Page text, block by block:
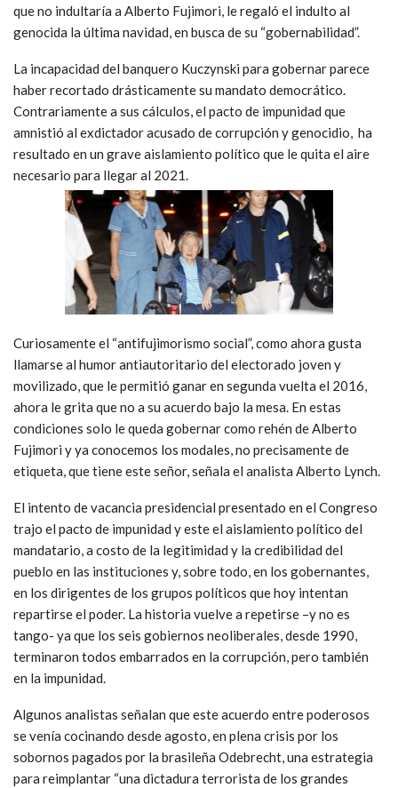
que no indultaría a Alberto Fujimori, le regaló el indulto al
genocida la última navidad, en busca de su “gobernabilidad”.
La incapacidad del banquero Kuczynski para gobernar parece
haber recortado drásticamente su mandato democrático.
Contrariamente a sus cálculos, el pacto de impunidad que
amnistió al exdictador acusado de corrupción y genocidio, ha
resultado en un grave aislamiento político que le quita el aire
necesario para llegar al 2021.
Curiosamente el “antifujimorismo social”, como ahora gusta
llamarse al humor antiautoritario del electorado joven y
movilizado, que le permitió ganar en segunda vuelta el 2016,
ahora le grita que no a su acuerdo bajo la mesa. En estas
condiciones solo le queda gobernar como rehén de Alberto
Fujimori y ya conocemos los modales, no precisamente de
etiqueta, que tiene este señor, señala el analista Alberto Lynch.
El intento de vacancia presidencial presentado en el Congreso
trajo el pacto de impunidad y este el aislamiento político del
mandatario, a costo de la legitimidad y la credibilidad del
pueblo en las instituciones y, sobre todo, en los gobernantes,
en los dirigentes de los grupos políticos que hoy intentan
repartirse el poder. La historia vuelve a repetirse –y no es
tango- ya que los seis gobiernos neoliberales, desde 1990,
terminaron todos embarrados en la corrupción, pero también
en la impunidad.
Algunos analistas señalan que este acuerdo entre poderosos
se venía cocinando desde agosto, en plena crisis por los
sobornos pagados por la brasileña Odebrecht, una estrategia
para reimplantar “una dictadura terrorista de los grandes